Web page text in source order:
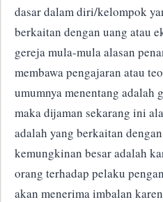
dasar dalam diri/kelompok
berkaitan dengan uang atau
gereja mula-mula alasan
membawa pengajaran atau
umumnya menentang adalah
maka dijaman sekarang ini
adalah yang berkaitan
kemungkinan besar adalah
orang terhadap pelaku
akan menerima imbalan